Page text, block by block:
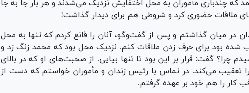
که چندباری مأموران به محل اختفایش نزدیک می‌شدند و هر بار جا به جا
ملاقات حضوری کرد و شروطی هم برای دیدار گذاشت!
در میان گذاشتم و پس از گفت‌وگو، آنان را قانع کردم که تنها به محل
شده بود برای حرف زدن ملاقات کنم. نزدیک محل بود که محمد زنگ زد و
چرا؟ گفت: قرار بر این بود تا تنها بیایی. از صحبت‌های او که در بالای
تعقیب می‌کند. در تماس با رئیس زندان و مأموران خواستم که دست از
کار را هم خود بر عهده گرفتم.